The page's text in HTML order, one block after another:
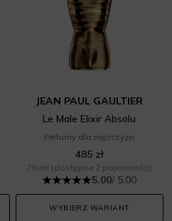
JEAN PAUL GAULTIER
Le Male Elixir Absolu
Perfumy dla mężczyzn
485 zł
75 ml (dostępne 2 pojemności)
5.00/ 5.00
WYBIERZ WARIANT